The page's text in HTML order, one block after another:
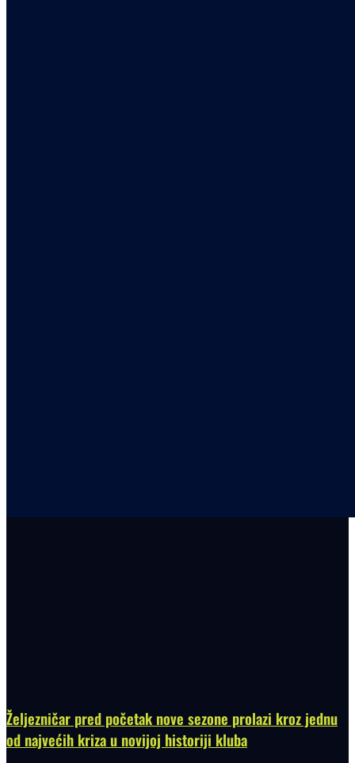
Željezničar pred početak nove sezone prolazi kroz jednu
od najvećih kriza u novijoj historiji kluba